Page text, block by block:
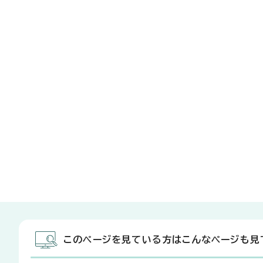
このページを見ている方はこんなページも見